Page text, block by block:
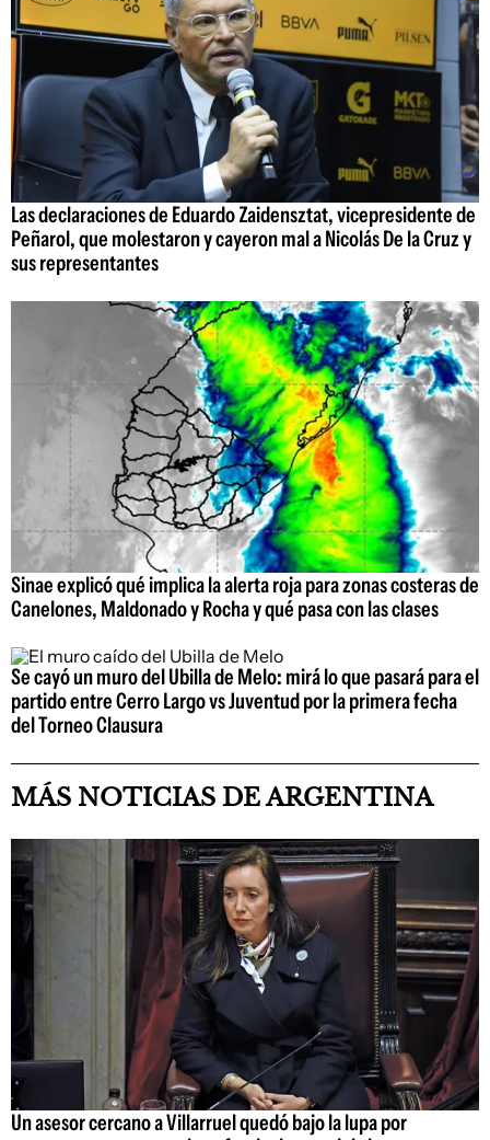
Las declaraciones de Eduardo Zaidensztat, vicepresidente de
Peñarol, que molestaron y cayeron mal a Nicolás De la Cruz y
sus representantes
Sinae explicó qué implica la alerta roja para zonas costeras de
Canelones, Maldonado y Rocha y qué pasa con las clases
Se cayó un muro del Ubilla de Melo: mirá lo que pasará para el
partido entre Cerro Largo vs Juventud por la primera fecha
del Torneo Clausura
MÁS NOTICIAS DE ARGENTINA
Un asesor cercano a Villarruel quedó bajo la lupa por